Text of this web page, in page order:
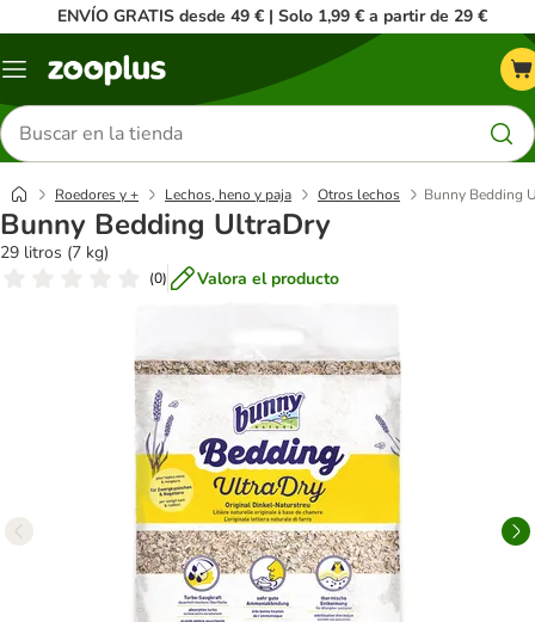
ENVÍO GRATIS desde 49 € | Solo 1,99 € a partir de 29 €
Menú
Buscar
productos
Roedores y + Lechos, heno y paja Otros lechos Bunny Bedding
Bunny Bedding UltraDry
29 litros (7 kg)
(0) Valora el producto